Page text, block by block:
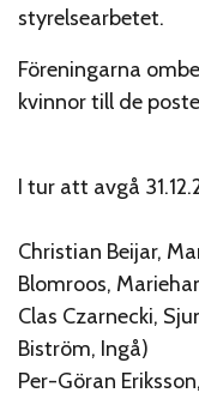
styrelsearbetet.
Föreningarna
kvinnor till de
I tur att avgå
Christian Beijar,
Blomroos,
Clas Czarnecki,
Biström, Ingå)
Per-Göran